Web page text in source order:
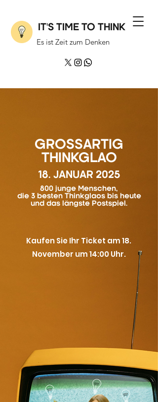
IT'S TIME TO THINK
Es ist Zeit zum Denken
GROSSARTIG
THINKGLAO
18. JANUAR 2025
800 junge Menschen,
die 3 besten Thinkglaos bis heute
und das längste Postspiel.
Kaufen Sie Ihr Ticket am 18.
November um 14:00 Uhr.